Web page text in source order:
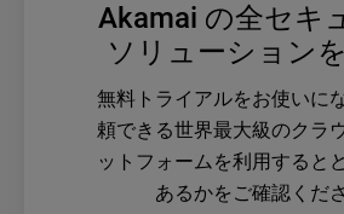
Akamai の全セキ
ソリューション
無料トライアルをお使いに
頼できる世界最大級のクラ
ットフォームを利用すると
あるかをご確認くださ